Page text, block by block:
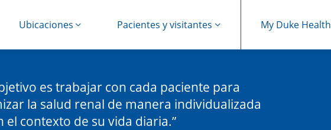
Ubicaciones Pacientes y visitantes My Duke Health
es trabajar con cada paciente para
la salud renal de manera individualizada
el contexto de su vida diaria.